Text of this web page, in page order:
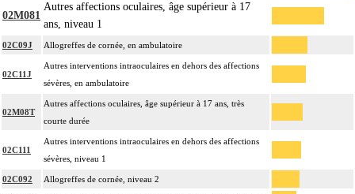
02M081
Autres affections oculaires, âge supérieur à 17
ans, niveau 1
02C09J Allogreffes de cornée, en ambulatoire
02C11J
Autres interventions intraoculaires en dehors des affections
sévères, en ambulatoire
02M08T
Autres affections oculaires, âge supérieur à 17 ans, très
courte durée
02C111
Autres interventions intraoculaires en dehors des affections
sévères, niveau 1
02C092 Allogreffes de cornée, niveau 2